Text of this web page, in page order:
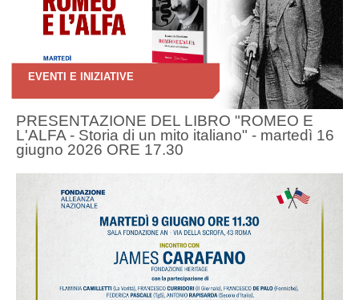
EVENTI E INIZIATIVE
PRESENTAZIONE DEL LIBRO "ROMEO E
L'ALFA - Storia di un mito italiano" - martedì 16
giugno 2026 ORE 17.30